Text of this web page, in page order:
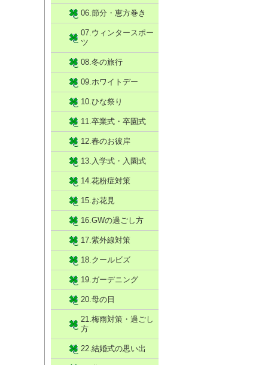
06.節分・恵方巻き
07.ウィンタースポー
ツ
08.冬の旅行
09.ホワイトデー
10.ひな祭り
11.卒業式・卒園式
12.春のお彼岸
13.入学式・入園式
14.花粉症対策
15.お花見
16.GWの過ごし方
17.紫外線対策
18.クールビズ
19.ガーデニング
20.母の日
21.梅雨対策・過ごし
方
22.結婚式の思い出